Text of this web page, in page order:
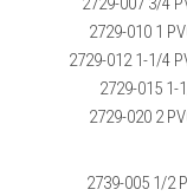
2729-010 1
2729-012 1-1/4
2729-015 1-
2729-020 2
2739-005 1/2